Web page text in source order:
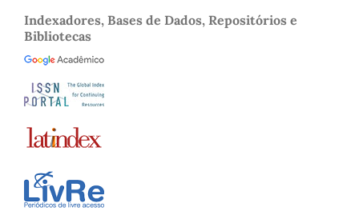
Indexadores, Bases de Dados, Repositórios e
Bibliotecas